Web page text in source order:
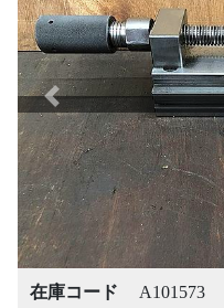
Previous
在庫コード
A101573